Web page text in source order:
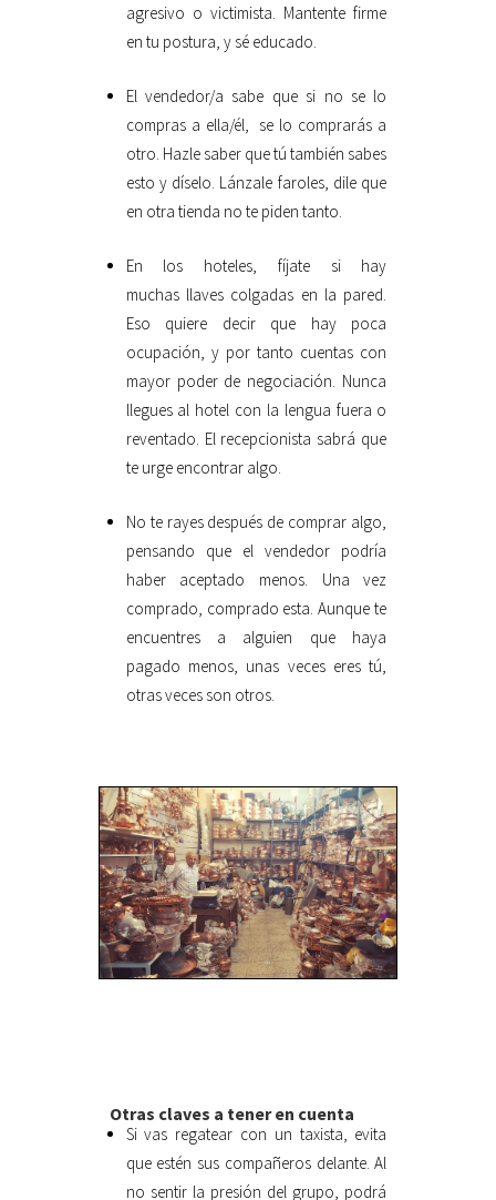
agresivo o victimista. Mantente firme
en tu postura, y sé educado.
El vendedor/a sabe que si no se lo
compras a ella/él, se lo comprarás a
otro. Hazle saber que tú también sabes
esto y díselo. Lánzale faroles, dile que
en otra tienda no te piden tanto.
En los hoteles, fíjate si hay
muchas llaves colgadas en la pared.
Eso quiere decir que hay poca
ocupación, y por tanto cuentas con
mayor poder de negociación. Nunca
llegues al hotel con la lengua fuera o
reventado. El recepcionista sabrá que
te urge encontrar algo.
No te rayes después de comprar algo,
pensando que el vendedor podría
haber aceptado menos. Una vez
comprado, comprado esta. Aunque te
encuentres a alguien que haya
pagado menos, unas veces eres tú,
otras veces son otros.
Otras claves a tener en cuenta
Si vas regatear con un taxista, evita
que estén sus compañeros delante. Al
no sentir la presión del grupo, podrá